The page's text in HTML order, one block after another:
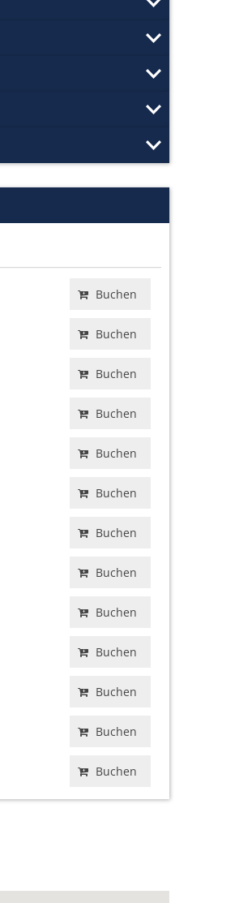
Buchen
Buchen
Buchen
Buchen
Buchen
Buchen
Buchen
Buchen
Buchen
Buchen
Buchen
Buchen
Buchen